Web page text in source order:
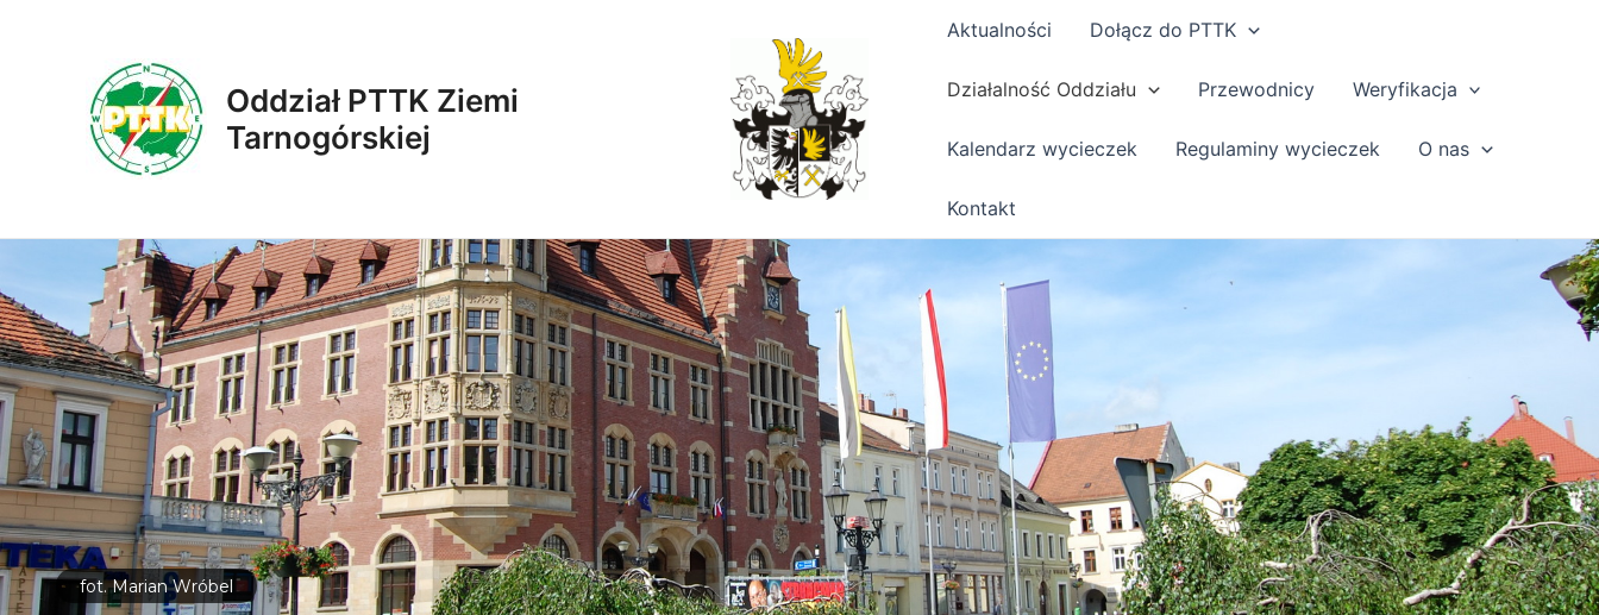
Oddział PTTK Ziemi
Tarnogórskiej
Aktualności Dołącz do PTTK
Działalność Oddziału Przewodnicy Weryfikacja
Kalendarz wycieczek Regulaminy wycieczek O nas
Kontakt
fot. Marian Wróbel